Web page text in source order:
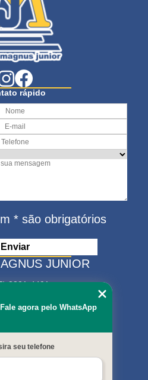
rápido
* são obrigatórios
JUNIOR
3321-4401
99630-9333
- CEP: 18044-130
agora pelo WhatsApp
seu telefone